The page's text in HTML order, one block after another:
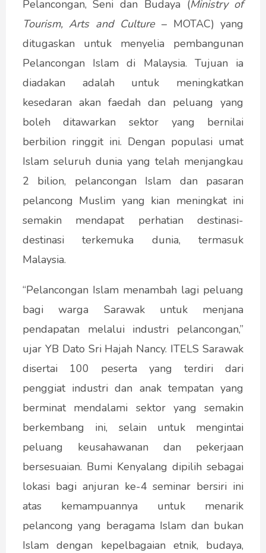
Pelancongan, Seni dan Budaya (Ministry of
Tourism, Arts and Culture– MOTAC) yang
ditugaskan untuk menyelia pembangunan
Pelancongan Islam di Malaysia. Tujuan ia
diadakan adalah untuk meningkatkan
kesedaran akan faedah dan peluang yang
boleh ditawarkan sektor yang bernilai
berbilion ringgit ini. Dengan populasi umat
Islam seluruh dunia yang telah menjangkau
2 bilion, pelancongan Islam dan pasaran
pelancong Muslim yang kian meningkat ini
semakin mendapat perhatian destinasi-
destinasi terkemuka dunia, termasuk
Malaysia.
“Pelancongan Islam menambah lagi peluang
bagi warga Sarawak untuk menjana
pendapatan melalui industri pelancongan,”
ujar YB Dato Sri Hajah Nancy. ITELS Sarawak
disertai 100 peserta yang terdiri dari
penggiat industri dan anak tempatan yang
berminat mendalami sektor yang semakin
berkembang ini, selain untuk mengintai
peluang keusahawanan dan pekerjaan
bersesuaian. Bumi Kenyalang dipilih sebagai
lokasi bagi anjuran ke-4 seminar bersiri ini
atas kemampuannya untuk menarik
pelancong yang beragama Islam dan bukan
Islam dengan kepelbagaian etnik, budaya,